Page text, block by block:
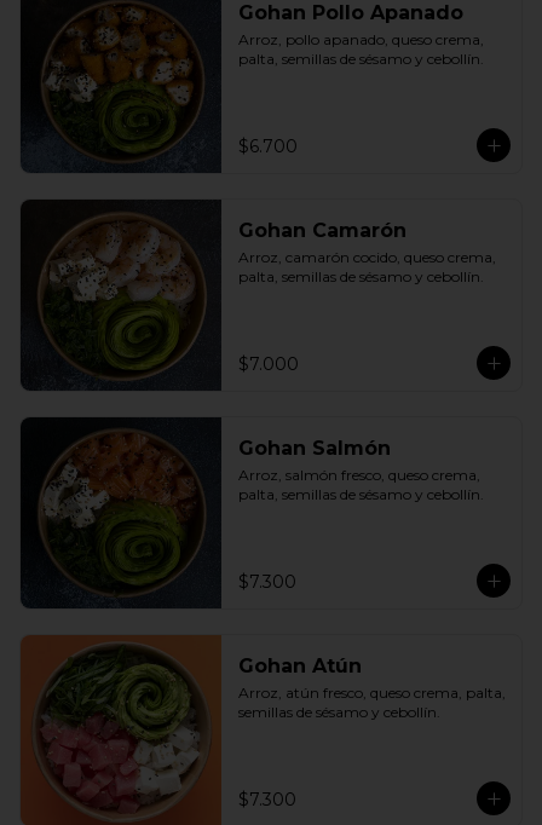
Gohan Pollo Apanado
Arroz, pollo apanado, queso crema,
palta, semillas de sésamo y cebollín.
$6.700
Gohan Camarón
Arroz, camarón cocido, queso crema,
palta, semillas de sésamo y cebollín.
$7.000
Gohan Salmón
Arroz, salmón fresco, queso crema,
palta, semillas de sésamo y cebollín.
$7.300
Gohan Atún
Arroz, atún fresco, queso crema, palta,
semillas de sésamo y cebollín.
$7.300